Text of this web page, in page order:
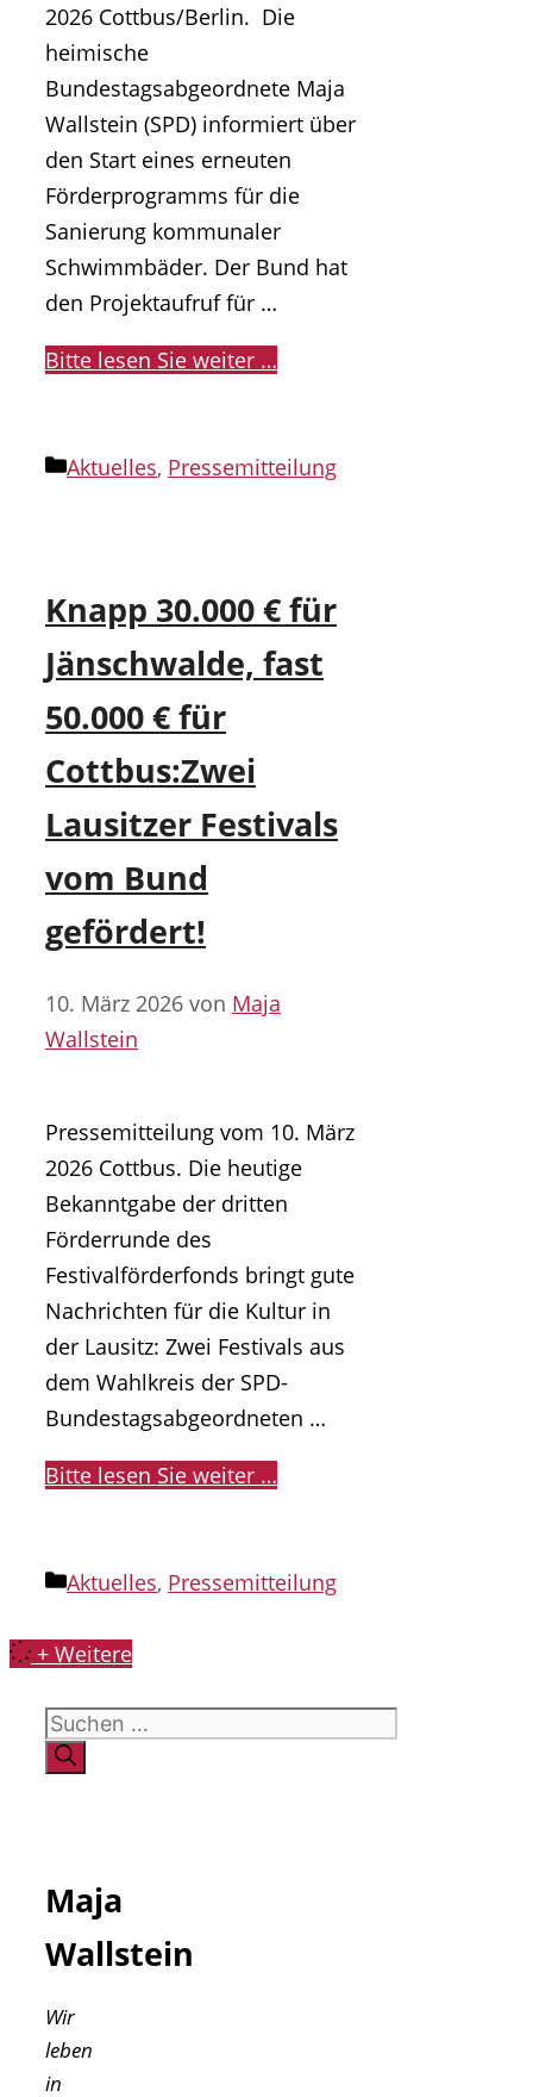
2026 Cottbus/Berlin. Die
heimische
Bundestagsabgeordnete Maja
Wallstein (SPD) informiert über
den Start eines erneuten
Förderprogramms für die
Sanierung kommunaler
Schwimmbäder. Der Bund hat
den Projektaufruf für …
Bitte lesen Sie weiter …
Kategorien
Aktuelles, Pressemitteilung
Knapp 30.000 € für
Jänschwalde, fast
50.000 € für
Cottbus:Zwei
Lausitzer Festivals
vom Bund
gefördert!
10. März 2026 von Maja
Wallstein
Pressemitteilung vom 10. März
2026 Cottbus. Die heutige
Bekanntgabe der dritten
Förderrunde des
Festivalförderfonds bringt gute
Nachrichten für die Kultur in
der Lausitz: Zwei Festivals aus
dem Wahlkreis der SPD-
Bundestagsabgeordneten …
Bitte lesen Sie weiter …
Kategorien
Aktuelles, Pressemitteilung
+ Weitere
Suchen
nach:
Maja
Wallstein
Wir
leben
in